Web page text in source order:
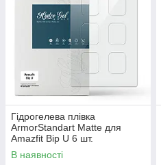
Гідрогелева плівка
ArmorStandart Matte для
Amazfit Bip U 6 шт.
(ARM91957)
В наявності